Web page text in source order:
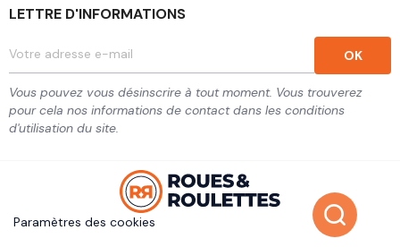
LETTRE D'INFORMATIONS
Vous pouvez vous désinscrire à tout moment. Vous trouverez
pour cela nos informations de contact dans les conditions
d'utilisation du site.
Paramètres des cookies